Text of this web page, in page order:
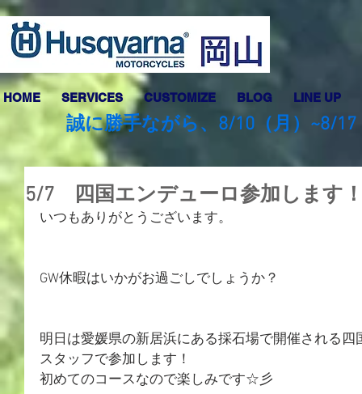
HOME SERVICES CUSTOMIZE BLOG LINE UP
誠に勝手ながら、8/10（月）~8/
5/7 四国エンデューロ参加します
いつもありがとうございます。
GW休暇はいかがお過ごしでしょうか？
明日は愛媛県の新居浜にある採石場で開催される
スタッフで参加します！
初めてのコースなので楽しみです☆彡